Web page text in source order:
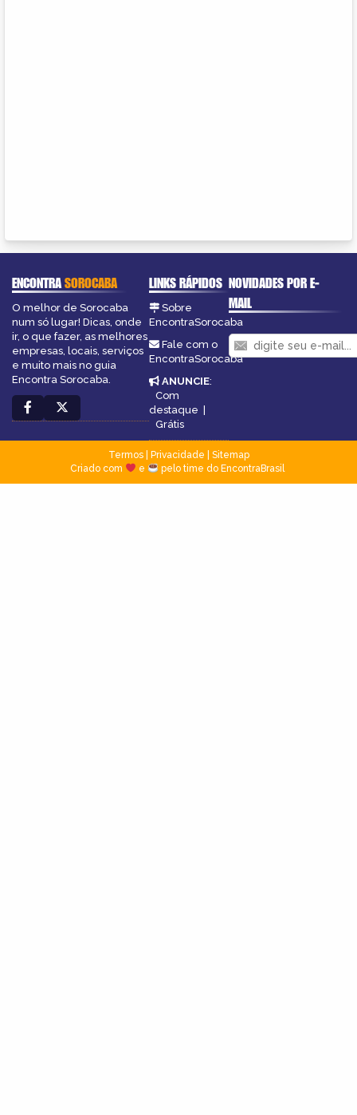
ENCONTRASOROCABA
O melhor de Sorocaba
num só lugar! Dicas, onde
ir, o que fazer, as melhores
empresas, locais, serviços
e muito mais no guia
Encontra Sorocaba.
LINKS RÁPIDOS
Sobre
EncontraSorocaba
Fale com o
EncontraSorocaba
ANUNCIE:
Com
destaque |
Grátis
NOVIDADES POR E-
MAIL
Termos| Privacidade
Sitemap
Criado com
e pelo time do EncontraBrasil